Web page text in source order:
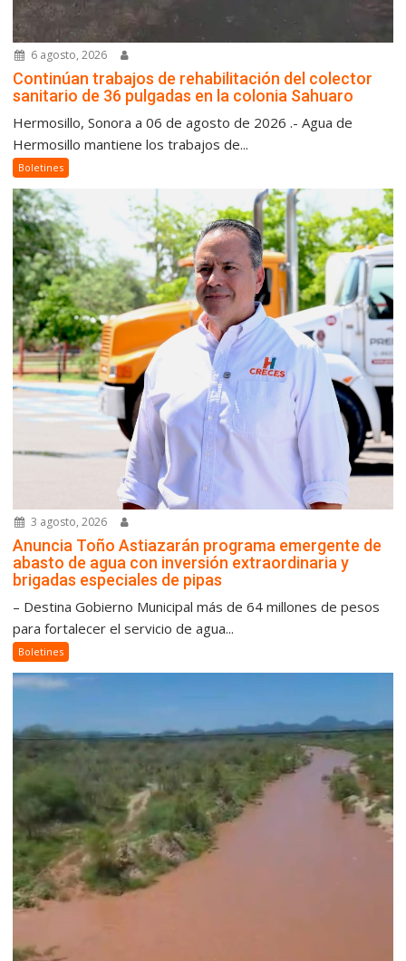
6 agosto, 2026
Continúan trabajos de rehabilitación del colector
sanitario de 36 pulgadas en la colonia Sahuaro
Hermosillo, Sonora a 06 de agosto de 2026 .- Agua de
Hermosillo mantiene los trabajos de...
Boletines
3 agosto, 2026
Anuncia Toño Astiazarán programa emergente de
abasto de agua con inversión extraordinaria y
brigadas especiales de pipas
– Destina Gobierno Municipal más de 64 millones de pesos
para fortalecer el servicio de agua...
Boletines